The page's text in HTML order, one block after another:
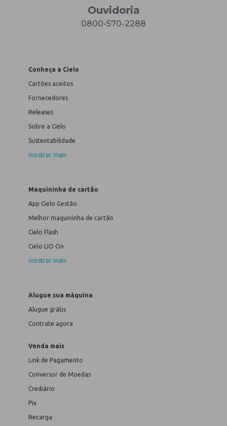
Ouvidoria
0800-570-2288
Conheça a Cielo
Cartões aceitos
Fornecedores
Releases
Sobre a Cielo
Sustentabilidade
mostrar mais
Maquininha de cartão
App Cielo Gestão
Melhor maquininha de cartão
Cielo Flash
Cielo LIO On
mostrar mais
Alugue sua máquina
Alugue grátis
Contrate agora
Venda mais
Link de Pagamento
Conversor de Moedas
Crediário
Pix
Recarga